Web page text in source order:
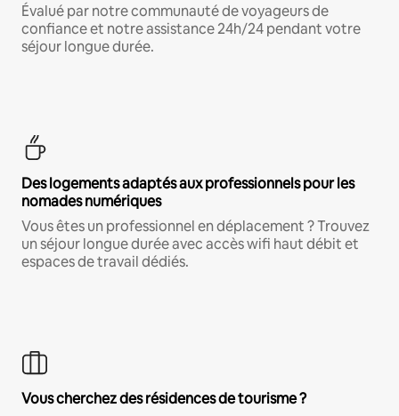
Évalué par notre communauté de voyageurs de
confiance et notre assistance 24h/24 pendant votre
séjour longue durée.
Des logements adaptés aux professionnels pour les
nomades numériques
Vous êtes un professionnel en déplacement ? Trouvez
un séjour longue durée avec accès wifi haut débit et
espaces de travail dédiés.
Vous cherchez des résidences de tourisme ?